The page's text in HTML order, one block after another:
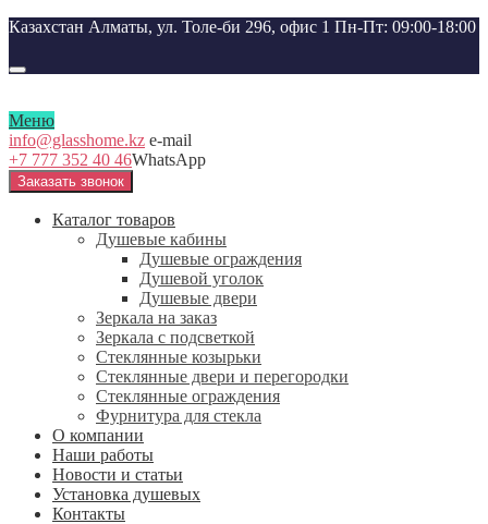
Казахстан Алматы, ул. Толе-би 296, офис 1 Пн-Пт: 09:00-18:00
Меню
info@glasshome.kz e-mail
+7 777 352 40 46WhatsApp
Заказать звонок
Каталог товаров
Душевые кабины
Душевые ограждения
Душевой уголок
Душевые двери
Зеркала на заказ
Зеркала с подсветкой
Стеклянные козырьки
Стеклянные двери и перегородки
Стеклянные ограждения
Фурнитура для стекла
О компании
Наши работы
Новости и статьи
Установка душевых
Контакты